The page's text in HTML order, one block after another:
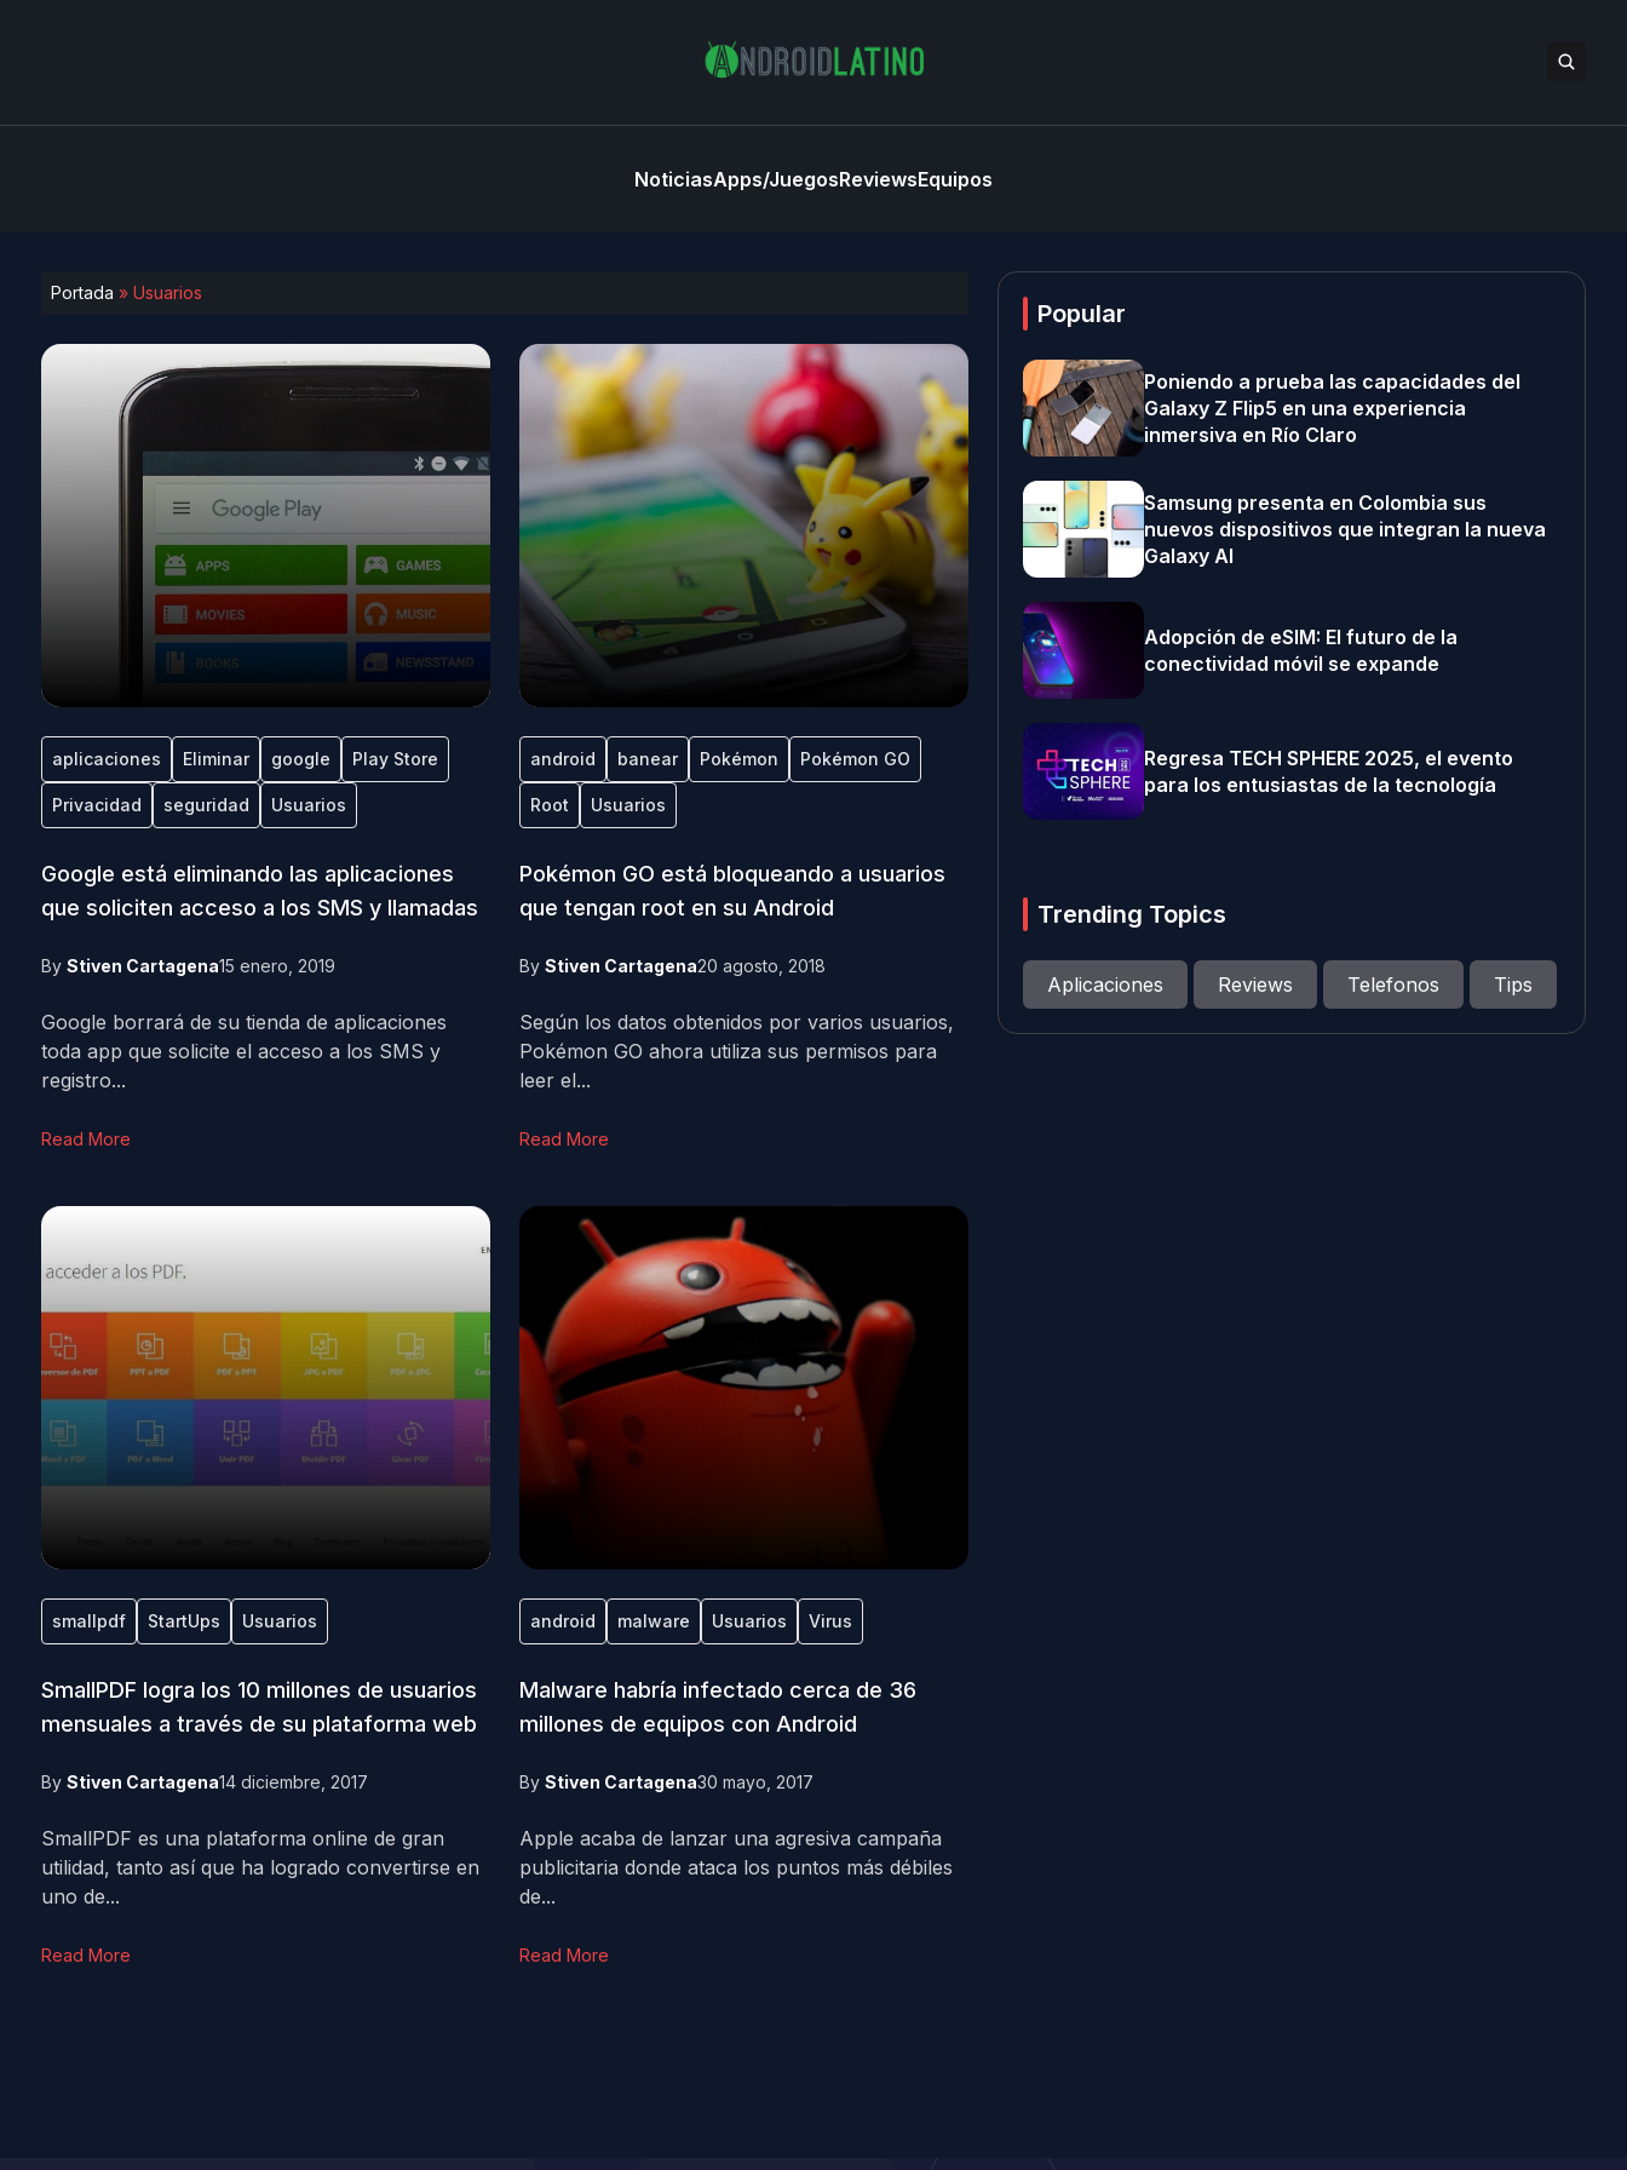
NoticiasApps/JuegosReviewsEquipos
Portada » Usuarios
aplicaciones Eliminar google Play Store
Privacidad seguridad Usuarios
Google está eliminando las aplicaciones
que soliciten acceso a los SMS y llamadas
By Stiven Cartagena15 enero, 2019
Google borrará de su tienda de aplicaciones
toda app que solicite el acceso a los SMS y
registro...
Read More
android banear Pokémon Pokémon GO
Root Usuarios
Pokémon GO está bloqueando a usuarios
que tengan root en su Android
By Stiven Cartagena20 agosto, 2018
Según los datos obtenidos por varios usuarios,
Pokémon GO ahora utiliza sus permisos para
leer el...
Read More
smallpdf StartUps Usuarios
SmallPDF logra los 10 millones de usuarios
mensuales a través de su plataforma web
By Stiven Cartagena14 diciembre, 2017
SmallPDF es una plataforma online de gran
utilidad, tanto así que ha logrado convertirse en
uno de...
Read More
android malware Usuarios Virus
Malware habría infectado cerca de 36
millones de equipos con Android
By Stiven Cartagena30 mayo, 2017
Apple acaba de lanzar una agresiva campaña
publicitaria donde ataca los puntos más débiles
de...
Read More
Popular
Poniendo a prueba las capacidades del
Galaxy Z Flip5 en una experiencia
inmersiva en Río Claro
Samsung presenta en Colombia sus
nuevos dispositivos que integran la nueva
Galaxy AI
Adopción de eSIM: El futuro de la
conectividad móvil se expande
Regresa TECH SPHERE 2025, el evento
para los entusiastas de la tecnología
Trending Topics
Aplicaciones Reviews Telefonos Tips